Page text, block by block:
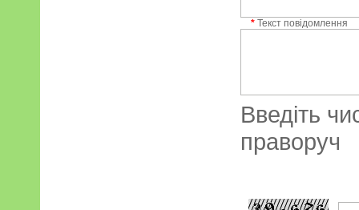
* Текст повідомлення
Введіть
праворуч